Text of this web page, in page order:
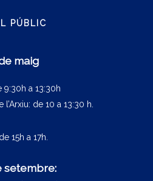
PÚBLIC
maig
a 13:30h
l’Arxiu: de 10 a 13:30 h.
15h a 17h.
setembre: